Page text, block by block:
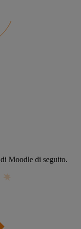
Moodle di seguito.